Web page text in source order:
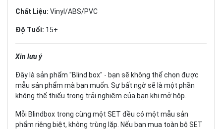
Chất Liệu: Vinyl/ABS/PVC
Độ Tuổi: 15+
Xin lưu ý
Đây là sản phẩm "Blind box" - bạn sẽ không thể chọn được
mẫu sản phẩm mà bạn muốn. Sự bất ngờ sẽ là một phần
không thể thiếu trong trải nghiệm của bạn khi mở hộp.
Mỗi Blindbox trong cùng một SET đều có một mẫu sản
phẩm riêng biệt, không trùng lặp. Nếu bạn mua toàn bộ SET